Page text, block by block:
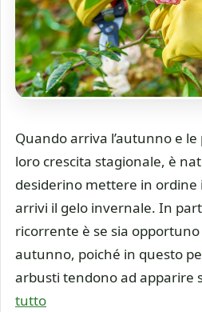
Quando arriva l’autunno e
loro crescita stagionale, è
desiderino mettere in ordine
arrivi il gelo invernale. In
ricorrente è se sia
autunno, poiché in questo
arbusti tendono ad apparire
tutto